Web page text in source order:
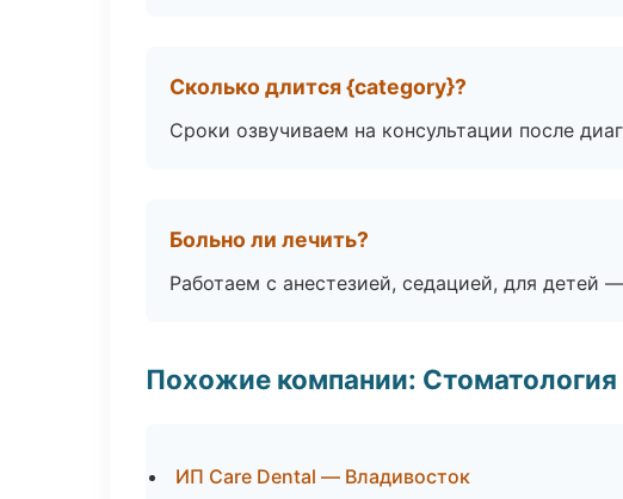
Сколько длится {category}?
Сроки озвучиваем на консультации после
Больно ли лечить?
Работаем с анестезией, седацией, для детей
Похожие компании: Стоматология
ИП Care Dental — Владивосток